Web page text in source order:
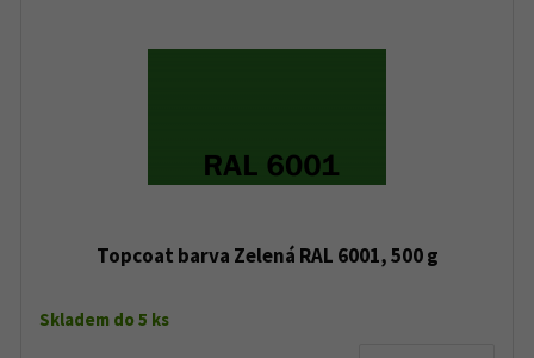
Topcoat barva Zelená RAL 6001, 500 g
Skladem do 5 ks